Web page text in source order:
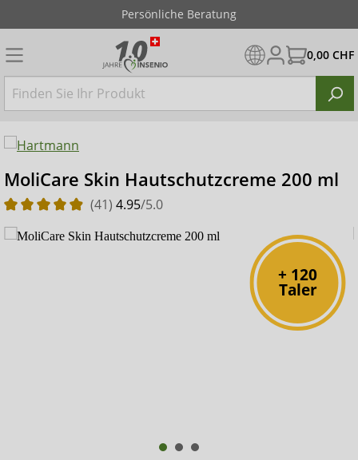
Persönliche Beratung
0,00 CHF
MoliCare Skin Hautschutzcreme 200 ml
(41) 4.95/5.0
+ 120
Taler